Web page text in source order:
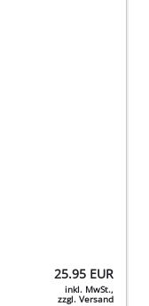
25.95 EUR
inkl. MwSt.,
zzgl. Versand